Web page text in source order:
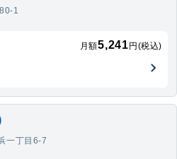
1
月額5,241 円(税込)
一丁目6-7